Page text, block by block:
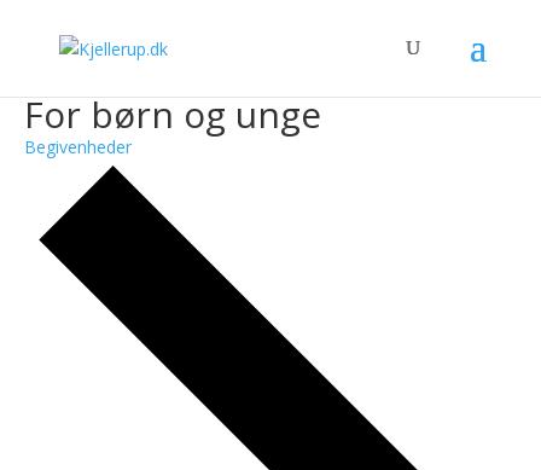
For børn og unge
Begivenheder